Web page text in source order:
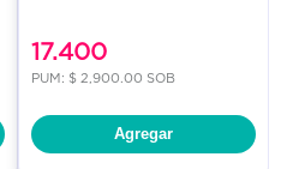
17.400
PUM: $ 2,900.00 SOB
Agregar